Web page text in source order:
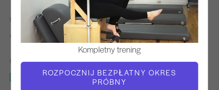
Kompletny trening
ROZPOCZNIJ BEZPŁATNY OKRES
PRÓBNY
NAUCZYCIEL
Alycea Ungaro
CZAS WIDEO
1:00:15
POTRZEBNY SPRZĘT
Całe studio